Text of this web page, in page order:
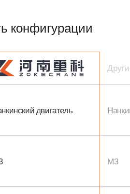
конфигурации
двигатель
M3